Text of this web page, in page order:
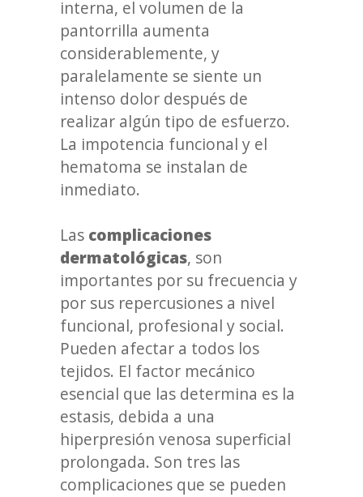
interna, el volumen de la
pantorrilla aumenta
considerablemente, y
paralelamente se siente un
intenso dolor después de
realizar algún tipo de esfuerzo.
La impotencia funcional y el
hematoma se instalan de
inmediato.
Las complicaciones
dermatológicas, son
importantes por su frecuencia y
por sus repercusiones a nivel
funcional, profesional y social.
Pueden afectar a todos los
tejidos. El factor mecánico
esencial que las determina es la
estasis, debida a una
hiperpresión venosa superficial
prolongada. Son tres las
complicaciones que se pueden